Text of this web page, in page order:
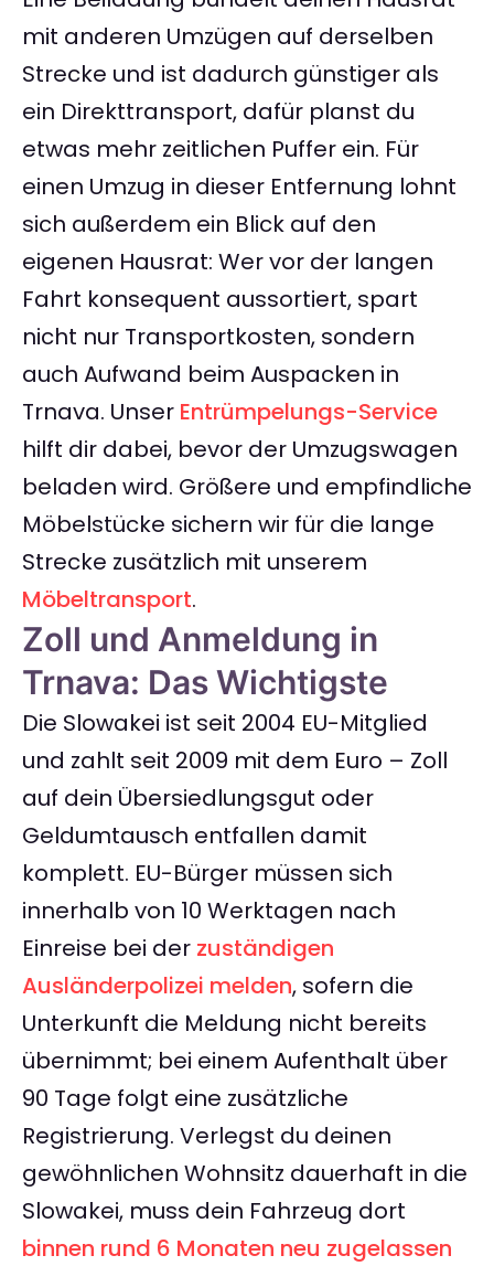
mit anderen Umzügen auf derselben
Strecke und ist dadurch günstiger als
ein Direkttransport, dafür planst du
etwas mehr zeitlichen Puffer ein. Für
einen Umzug in dieser Entfernung lohnt
sich außerdem ein Blick auf den
eigenen Hausrat: Wer vor der langen
Fahrt konsequent aussortiert, spart
nicht nur Transportkosten, sondern
auch Aufwand beim Auspacken in
Trnava. Unser Entrümpelungs-Service
hilft dir dabei, bevor der Umzugswagen
beladen wird. Größere und empfindliche
Möbelstücke sichern wir für die lange
Strecke zusätzlich mit unserem
Möbeltransport.
Zoll und Anmeldung in
Trnava: Das Wichtigste
Die Slowakei ist seit 2004 EU-Mitglied
und zahlt seit 2009 mit dem Euro – Zoll
auf dein Übersiedlungsgut oder
Geldumtausch entfallen damit
komplett. EU-Bürger müssen sich
innerhalb von 10 Werktagen nach
Einreise bei der zuständigen
Ausländerpolizei melden, sofern die
Unterkunft die Meldung nicht bereits
übernimmt; bei einem Aufenthalt über
90 Tage folgt eine zusätzliche
Registrierung. Verlegst du deinen
gewöhnlichen Wohnsitz dauerhaft in die
Slowakei, muss dein Fahrzeug dort
binnen rund 6 Monaten neu zugelassen